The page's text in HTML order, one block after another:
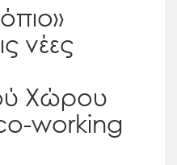
νέες
Χώρου
working